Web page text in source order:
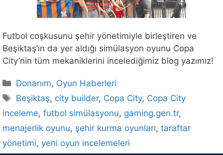
Futbol coşkusunu şehir yönetimiyle birleştiren ve
Beşiktaş’ın da yer aldığı simülasyon oyunu Copa
City’nin tüm mekaniklerini incelediğimiz blog yazımız!
Kategoriler
Donanım, Oyun Haberleri
Etiketler
Beşiktaş, city builder, Copa City, Copa City
inceleme, futbol simülasyonu, gaming.gen.tr,
menajerlik oyunu, şehir kurma oyunları, taraftar
yönetimi, yeni oyun incelemeleri